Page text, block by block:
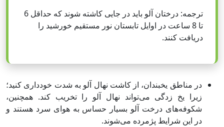
ترجمه: درختان آلو باید در جایی کاشته شوند که حداقل 6
تا 8 ساعت در اوایل تابستان نور مستقیم خورشید را
دریافت کنند.
در مناطق یخبندان، از کاشت نهال آلو به شدت خودداری کنید؛
زیرا یخ زدگی می‌تواند نهال آلو را تخریب کند. همچنین،
شکوفه‌های درخت آلو بسیار حساس به هوای سرد هستند و
در این شرایط پژمرده می‌شوند.